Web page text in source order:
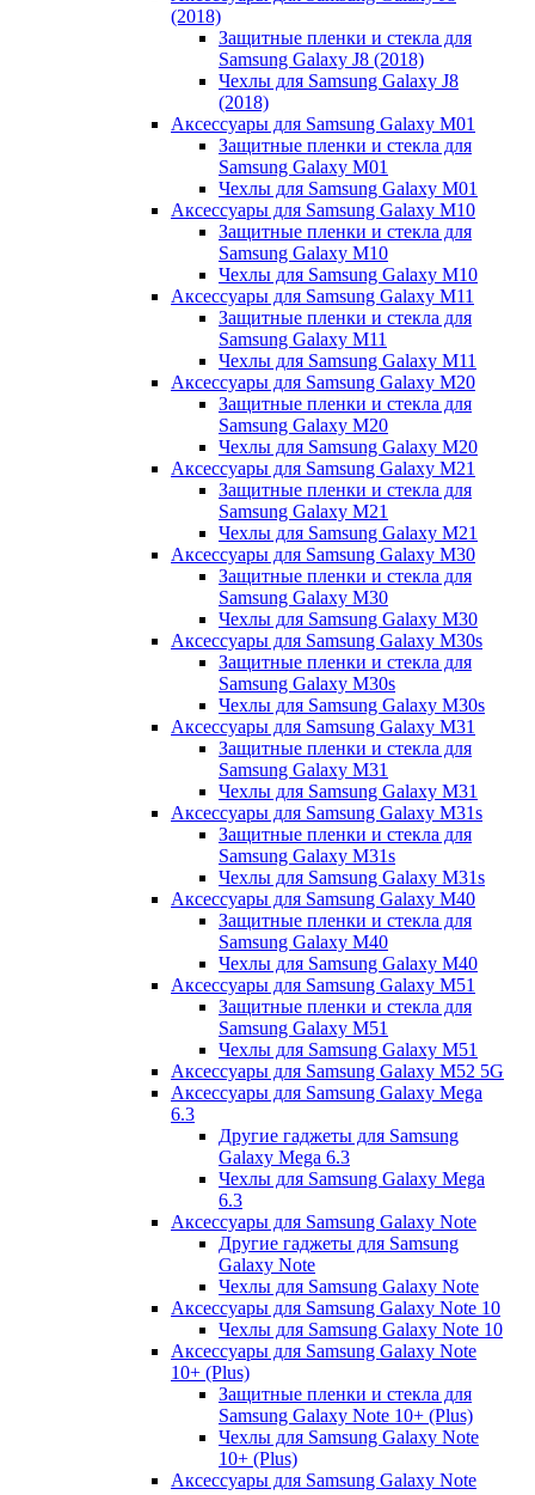
(2018)
Защитные пленки и стекла для
Samsung Galaxy J8 (2018)
Чехлы для Samsung Galaxy J8
(2018)
Аксессуары для Samsung Galaxy M01
Защитные пленки и стекла для
Samsung Galaxy M01
Чехлы для Samsung Galaxy M01
Аксессуары для Samsung Galaxy M10
Защитные пленки и стекла для
Samsung Galaxy M10
Чехлы для Samsung Galaxy M10
Аксессуары для Samsung Galaxy M11
Защитные пленки и стекла для
Samsung Galaxy M11
Чехлы для Samsung Galaxy M11
Аксессуары для Samsung Galaxy M20
Защитные пленки и стекла для
Samsung Galaxy M20
Чехлы для Samsung Galaxy M20
Аксессуары для Samsung Galaxy M21
Защитные пленки и стекла для
Samsung Galaxy M21
Чехлы для Samsung Galaxy M21
Аксессуары для Samsung Galaxy M30
Защитные пленки и стекла для
Samsung Galaxy M30
Чехлы для Samsung Galaxy M30
Аксессуары для Samsung Galaxy M30s
Защитные пленки и стекла для
Samsung Galaxy M30s
Чехлы для Samsung Galaxy M30s
Аксессуары для Samsung Galaxy M31
Защитные пленки и стекла для
Samsung Galaxy M31
Чехлы для Samsung Galaxy M31
Аксессуары для Samsung Galaxy M31s
Защитные пленки и стекла для
Samsung Galaxy M31s
Чехлы для Samsung Galaxy M31s
Аксессуары для Samsung Galaxy M40
Защитные пленки и стекла для
Samsung Galaxy M40
Чехлы для Samsung Galaxy M40
Аксессуары для Samsung Galaxy M51
Защитные пленки и стекла для
Samsung Galaxy M51
Чехлы для Samsung Galaxy M51
Аксессуары для Samsung Galaxy M52 5G
Аксессуары для Samsung Galaxy Mega
6.3
Другие гаджеты для Samsung
Galaxy Mega 6.3
Чехлы для Samsung Galaxy Mega
6.3
Аксессуары для Samsung Galaxy Note
Другие гаджеты для Samsung
Galaxy Note
Чехлы для Samsung Galaxy Note
Аксессуары для Samsung Galaxy Note 10
Чехлы для Samsung Galaxy Note 10
Аксессуары для Samsung Galaxy Note
10+ (Plus)
Защитные пленки и стекла для
Samsung Galaxy Note 10+ (Plus)
Чехлы для Samsung Galaxy Note
10+ (Plus)
Аксессуары для Samsung Galaxy Note